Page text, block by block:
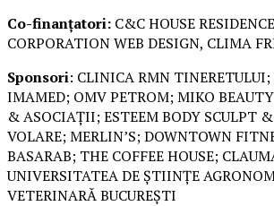
Co-finanțatori: C&C HOUSE
CORPORATION WEB DESIGN, CLIMA
Sponsori: CLINICA RMN
IMAMED; OMV PETROM; MIKO
& ASOCIAȚII; ESTEEM BODY SCULPT
VOLARE; MERLIN’S; DOWNTOWN
BASARAB; THE COFFEE HOUSE;
UNIVERSITATEA DE ȘTIINȚE
VETERINARĂ BUCUREȘTI